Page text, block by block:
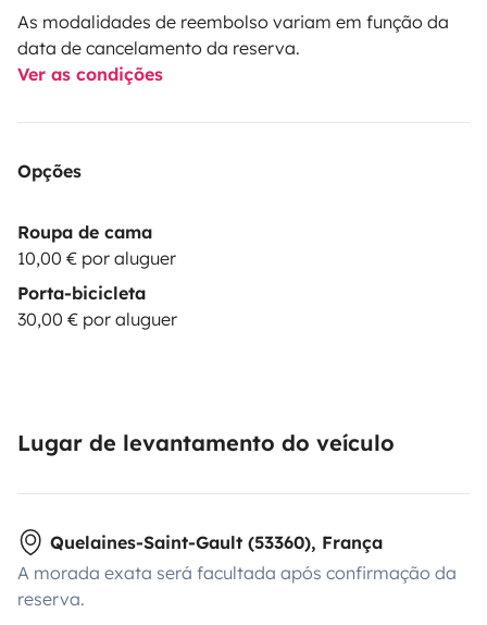
As modalidades de reembolso variam em função da
data de cancelamento da reserva.
Ver as condições
Opções
Roupa de cama
10,00 € por aluguer
Porta-bicicleta
30,00 € por aluguer
Lugar de levantamento do veículo
Quelaines-Saint-Gault (53360), França
A morada exata será facultada após confirmação da
reserva.